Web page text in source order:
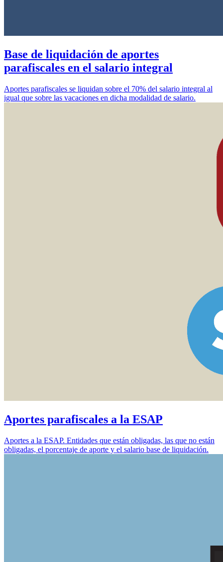
Base de liquidación de aportes
parafiscales en el salario integral
Aportes parafiscales se liquidan sobre el 70% del salario integral al
igual que sobre las vacaciones en dicha modalidad de salario.
Aportes parafiscales a la ESAP
Aportes a la ESAP. Entidades que están obligadas, las que no están
obligadas, el porcentaje de aporte y el salario base de liquidación.